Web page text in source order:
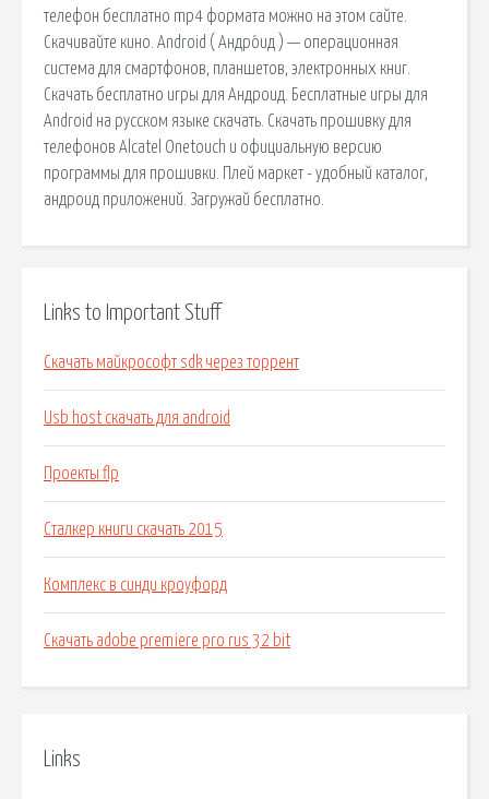
телефон бесплатно mp4 формата можно на этом сайте.
Скачивайте кино. Android ( Андро́ид ) — операционная
система для смартфонов, планшетов, электронных книг.
Скачать бесплатно игры для Андроид. Бесплатные игры для
Android на русском языке скачать. Скачать прошивку для
телефонов Alcatel Onetouch и официальную версию
программы для прошивки. Плей маркет - удобный каталог,
андроид приложений. Загружай бесплатно.
Links to Important Stuff
Скачать майкрософт sdk через торрент
Usb host скачать для android
Проекты flp
Сталкер книги скачать 2015
Комплекс в синди кроуфорд
Скачать adobe premiere pro rus 32 bit
Links